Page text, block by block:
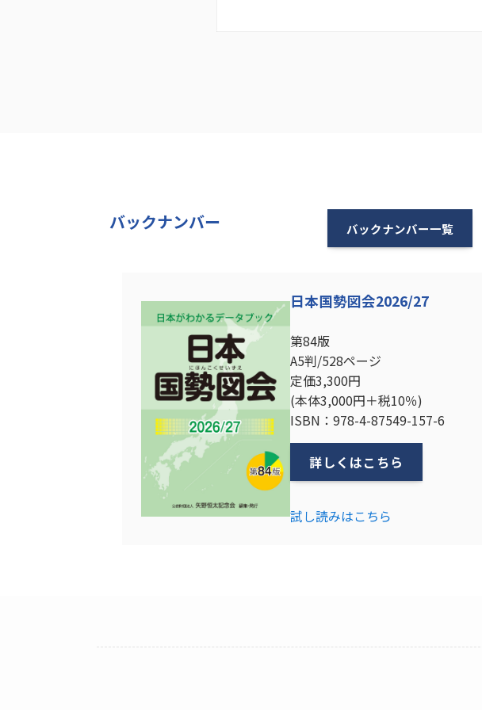
バックナンバー バックナンバー一覧
日本国勢図会2026/27
第84版
A5判/528ページ
定価3,300円
(本体3,000円＋税10％)
ISBN：978-4-87549-157-6
詳しくはこちら
試し読みはこちら